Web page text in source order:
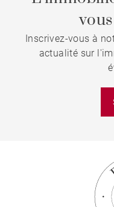
Inscrivez-vous à
actualité sur